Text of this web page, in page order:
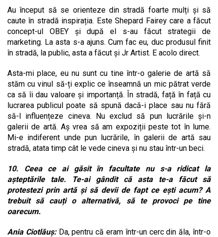
Au început să se orienteze din stradă foarte mulți și să
caute în stradă inspirația. Este Shepard Fairey care a făcut
concept-ul OBEY și după el s-au făcut strategii de
marketing. La asta s-a ajuns. Cum fac eu, duc produsul finit
în stradă, la public, asta a făcut și Jr Artist. E acolo direct.
Asta-mi place, eu nu sunt cu tine într-o galerie de artă să
stăm cu vinul să-ți explic ce înseamnă un mic pătrat verde
ca să îi dau valoare și importanță. În stradă, față în față cu
lucrarea publicul poate să spună dacă-i place sau nu fără
să-l influențeze cineva. Nu exclud să pun lucrările și-n
galerii de artă. Aș vrea să am expoziții peste tot în lume.
Mi-e indiferent unde pun lucrările, în galerii de artă sau
stradă, atata timp cât le vede cineva și nu stau într-un beci.
10. Ceea ce ai găsit în facultate nu s-a ridicat la
așteptările tale. Te-ai gândit că asta te-a făcut să
protestezi prin artă și să devii de fapt ce ești acum? A
trebuit să cauți o alternativă, să te provoci pe tine
oarecum.
Ania Ciotlăuș: Da, pentru că eram într-un cerc din ăla, într-o